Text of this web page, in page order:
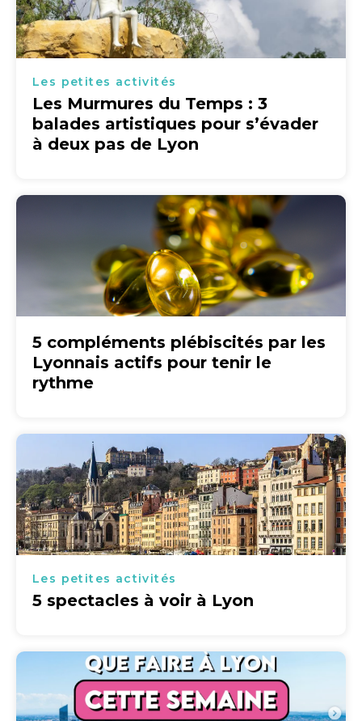
Les petites activités
Les Murmures du Temps : 3
balades artistiques pour s’évader
à deux pas de Lyon
5 compléments plébiscités par les
Lyonnais actifs pour tenir le
rythme
Les petites activités
5 spectacles à voir à Lyon